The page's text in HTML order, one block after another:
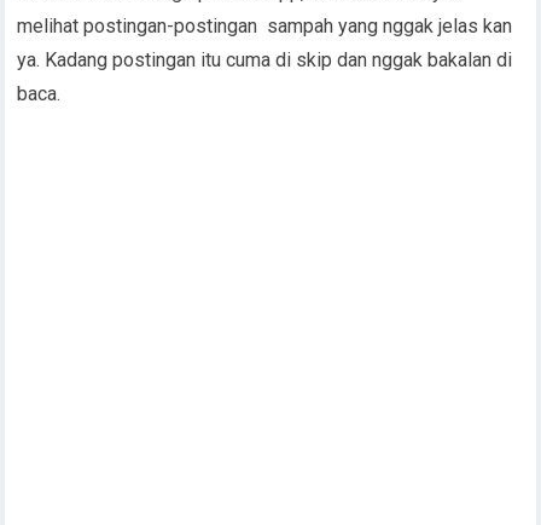
melihat postingan-postingan sampah yang nggak jelas kan
ya. Kadang postingan itu cuma di skip dan nggak bakalan di
baca.